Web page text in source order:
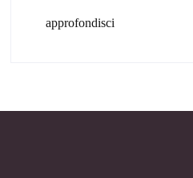
approfondisci